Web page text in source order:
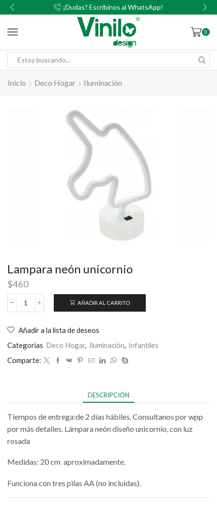
¡Dudas? Escribinos al WhatsApp!
0
Inicio Deco Hogar Iluminación
Lampara neón unicornio
$460
AÑADIR AL CARRITO
Añadir a la lista de deseos
Categorías Deco Hogar, Iluminación, Infantiles
Comparte:
DESCRIPCIÓN
Tiempos de entrega:de 2 días hábiles. Consultanos por wpp
por más detalles. Lámpara neón diseño unicornio, con luz
rosada
Medidas: 20 cm aproximadamente.
Funciona con tres pilas AA (no incluidas).